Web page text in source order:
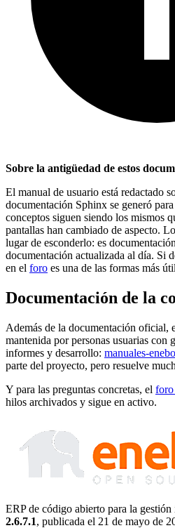
Sobre la antigüedad de estos
El manual de usuario está redactado
documentación Sphinx se generó
conceptos siguen siendo los mismos
pantallas han cambiado de aspecto.
lugar de esconderlo: es
documentación actualizada al día. Si
en el foro es una de las formas más
Documentación de la
Además de la documentación oficial,
mantenida por personas usuarias con
informes y desarrollo: manuales-
parte del proyecto, pero resuelve
Y para las preguntas concretas, el foro
hilos archivados y sigue en activo.
ERP de código abierto para la
2.6.7.1, publicada el 21 de mayo de